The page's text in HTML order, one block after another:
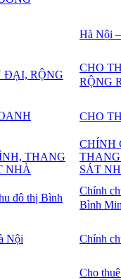
Hà Nội
CHO
RỘNG
CHO
CHÍNH
SÁT
Chính
Bình
Chính
Cho